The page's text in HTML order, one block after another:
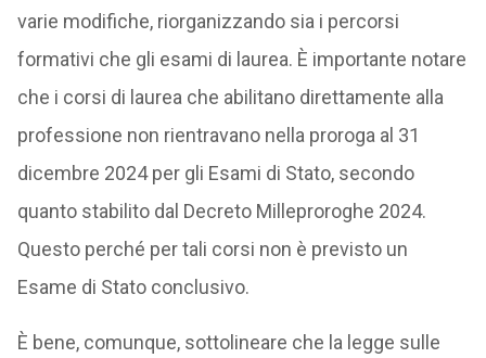
varie modifiche, riorganizzando sia i percorsi
formativi che gli esami di laurea. È importante notare
che i corsi di laurea che abilitano direttamente alla
professione non rientravano nella proroga al 31
dicembre 2024 per gli Esami di Stato, secondo
quanto stabilito dal Decreto Milleproroghe 2024.
Questo perché per tali corsi non è previsto un
Esame di Stato conclusivo.
È bene, comunque, sottolineare che la legge sulle